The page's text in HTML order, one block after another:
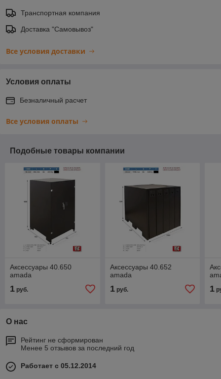
Транспортная компания
Доставка "Самовывоз"
Все условия доставки
Условия оплаты
Безналичный расчет
Все условия оплаты
Подобные товары компании
Аксессуары 40.650
amada
1 руб.
Аксессуары 40.652
amada
1руб. 1
О нас
Рейтинг не сформирован
Менее 5 отзывов за последний год
Работает с 05.12.2014